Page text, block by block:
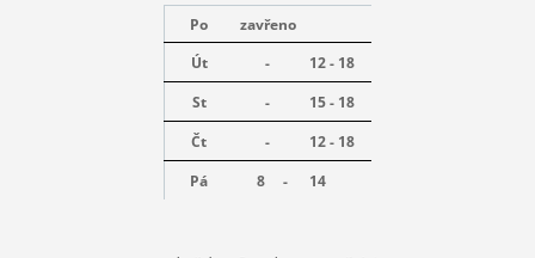
Po
zavřeno
Út
-
12 - 18
St
-
15 - 18
Čt
-
12 - 18
Pá
8 - 14